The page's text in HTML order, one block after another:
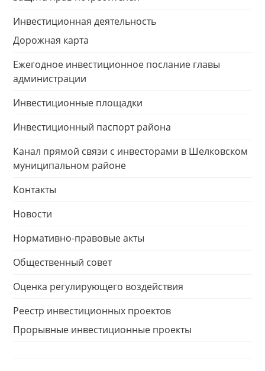
Инвестиционная деятельность
Дорожная карта
Ежегодное инвестиционное послание главы
администрации
Инвестиционные площадки
Инвестиционный паспорт района
Канал прямой связи с инвесторами в Шелковском
муниципальном районе
Контакты
Новости
Нормативно-правовые акты
Общественный совет
Оценка регулирующего воздействия
Реестр инвестиционных проектов
Прорывные инвестиционные проекты